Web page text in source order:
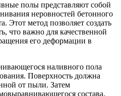
полы представляют собой
неровностей бетонного
Этот метод позволяет создать
что важно для качественной
его деформации в
наливного пола
Поверхность должна
от пыли. Затем
состава,